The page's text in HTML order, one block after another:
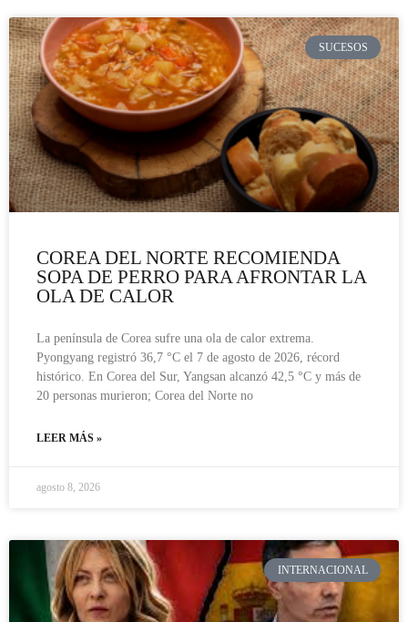
SUCESOS
COREA DEL NORTE RECOMIENDA
SOPA DE PERRO PARA AFRONTAR LA
OLA DE CALOR
La península de Corea sufre una ola de calor extrema.
Pyongyang registró 36,7 °C el 7 de agosto de 2026, récord
histórico. En Corea del Sur, Yangsan alcanzó 42,5 °C y más de
20 personas murieron; Corea del Norte no
LEER MÁS »
agosto 8, 2026
INTERNACIONAL